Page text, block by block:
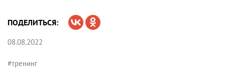
ПОДЕЛИТЬСЯ:
08.08.2022
#тренинг